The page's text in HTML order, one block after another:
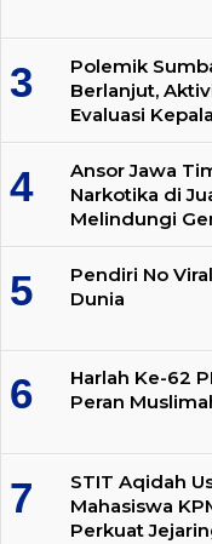
Polemik
Berlanjut,
Evaluasi
Ansor Jawa
Narkotika di
Melindungi
Pendiri No
Dunia
Harlah Ke-62
Peran
STIT Aqidah
Mahasiswa
Perkuat